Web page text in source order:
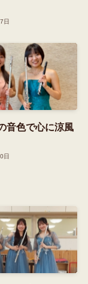
日
音色で心に涼風
日